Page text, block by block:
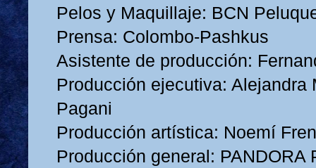
Pelos y Maquillaje: BCN
Prensa: Colombo-Pashkus
Asistente de producción:
Producción ejecutiva: Alejandra
Pagani
Producción artística: Noemí
Producción general: PANDORA